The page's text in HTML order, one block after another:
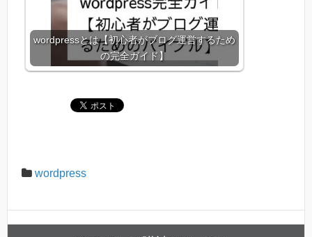
wordpressとは【初心者がブログ運営するため
の完全ガイド】
wordpress